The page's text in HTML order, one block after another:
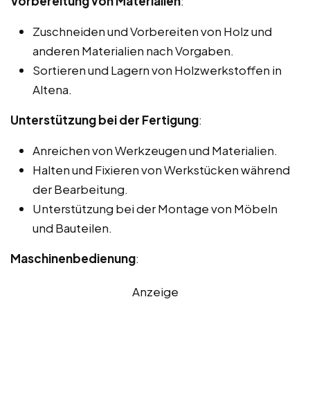
Zuschneiden und Vorbereiten von Holz und
anderen Materialien nach Vorgaben.
Sortieren und Lagern von Holzwerkstoffen in
Altena.
Unterstützung bei der Fertigung:
Anreichen von Werkzeugen und Materialien.
Halten und Fixieren von Werkstücken während
der Bearbeitung.
Unterstützung bei der Montage von Möbeln
und Bauteilen.
Maschinenbedienung:
Anzeige